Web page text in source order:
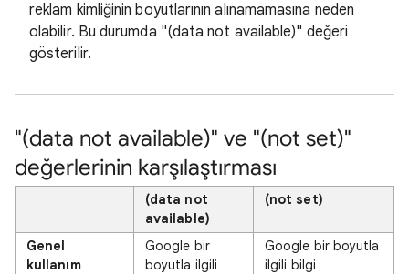
reklam kimliğinin boyutlarının alınamamasına neden
olabilir. Bu durumda "(data not available)" değeri
gösterilir.
"(data not available)" ve "(not set)"
değerlerinin karşılaştırması
(data not
available)
(not set)
Genel
kullanım
Google bir
boyutla ilgili
Google bir boyutla
ilgili bilgi